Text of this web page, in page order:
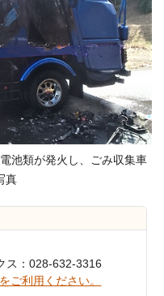
池類が発火し、ごみ収集車
真
：028-632-3316
ご利用ください。